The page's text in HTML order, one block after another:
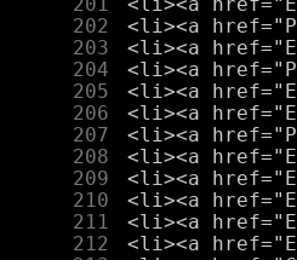
    201
    202
    203
    204
    205
    206
    207
    208
    209
    210
    211
    212